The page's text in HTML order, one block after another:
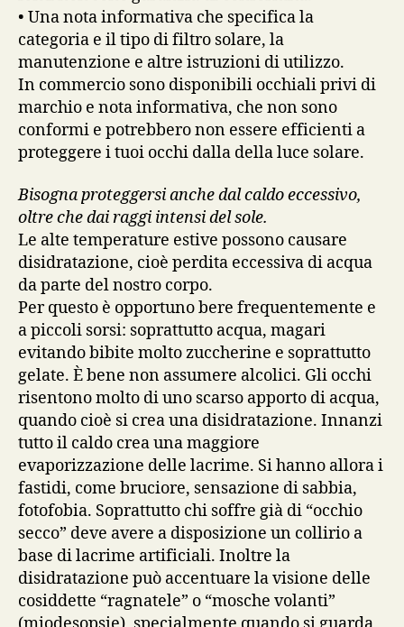
• Una nota informativa che specifica la
categoria e il tipo di filtro solare, la
manutenzione e altre istruzioni di utilizzo.
In commercio sono disponibili occhiali privi di
marchio e nota informativa, che non sono
conformi e potrebbero non essere efficienti a
proteggere i tuoi occhi dalla della luce solare.
Bisogna proteggersi anche dal caldo eccessivo,
oltre che dai raggi intensi del sole.
Le alte temperature estive possono causare
disidratazione, cioè perdita eccessiva di acqua
da parte del nostro corpo.
Per questo è opportuno bere frequentemente e
a piccoli sorsi: soprattutto acqua, magari
evitando bibite molto zuccherine e soprattutto
gelate. È bene non assumere alcolici. Gli occhi
risentono molto di uno scarso apporto di acqua,
quando cioè si crea una disidratazione. Innanzi
tutto il caldo crea una maggiore
evaporizzazione delle lacrime. Si hanno allora i
fastidi, come bruciore, sensazione di sabbia,
fotofobia. Soprattutto chi soffre già di “occhio
secco” deve avere a disposizione un collirio a
base di lacrime artificiali. Inoltre la
disidratazione può accentuare la visione delle
cosiddette “ragnatele” o “mosche volanti”